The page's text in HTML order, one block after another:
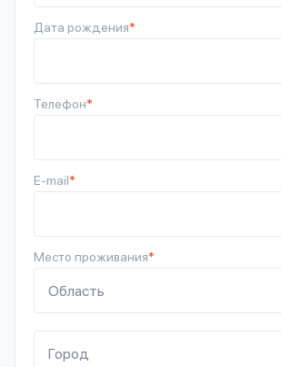
Дата рождения*
Телефон*
E-mail*
Место проживания*